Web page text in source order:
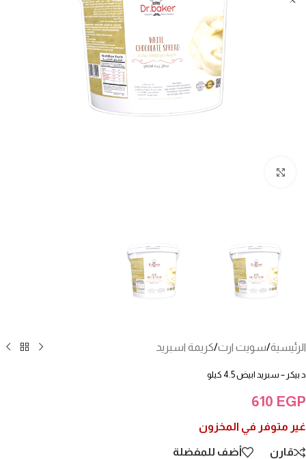
الرئيسية/سويت ارت/كريمة اسبريد
د بيكر – سبريد ابيض 4.5 كيلو
610 EGP
غير متوفر في المخزون
قارن أضف للمفضلة